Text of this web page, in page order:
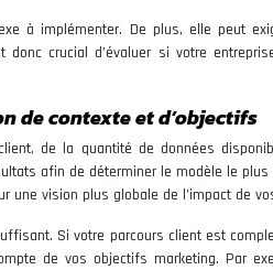
à implémenter. De plus, elle peut
crucial d’évaluer si votre
de contexte et d’objectifs
de la quantité de données
afin de déterminer le modèle le plus
une vision plus globale de l’impact de
Si votre parcours client est
de vos objectifs marketing. Par